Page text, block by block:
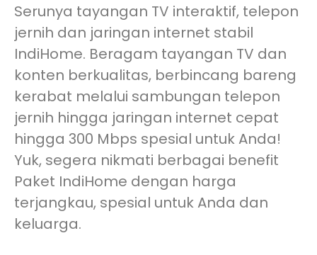
Serunya tayangan TV interaktif, telepon
jernih dan jaringan internet stabil
IndiHome. Beragam tayangan TV dan
konten berkualitas, berbincang bareng
kerabat melalui sambungan telepon
jernih hingga jaringan internet cepat
hingga 300 Mbps spesial untuk Anda!
Yuk, segera nikmati berbagai benefit
Paket IndiHome dengan harga
terjangkau, spesial untuk Anda dan
keluarga.